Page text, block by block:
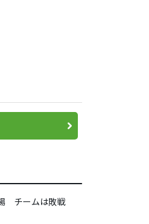
チームは敗戦